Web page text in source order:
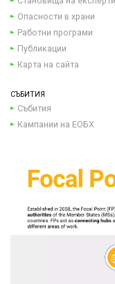
Опасности в храни
Работни програми
Публикации
Карта на сайта
СЪБИТИЯ
Събития
Кампании на ЕОБХ